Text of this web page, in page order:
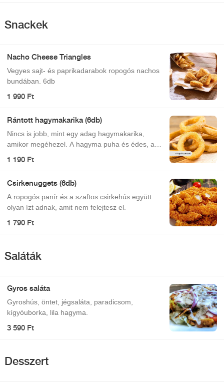
Snackek
Nacho Cheese Triangles
Vegyes sajt- és paprikadarabok ropogós nachos
bundában. 6db
1 990 Ft
Rántott hagymakarika (6db)
Nincs is jobb, mint egy adag hagymakarika,
amikor megéhezel. A hagyma puha és édes, a
1 190 Ft
Csirkenuggets (6db)
A ropogós panír és a szaftos csirkehús együtt
olyan ízt adnak, amit nem felejtesz el.
1 790 Ft
Saláták
Gyros saláta
Gyroshús, öntet, jégsaláta, paradicsom,
kígyóuborka, lila hagyma.
3 590 Ft
Desszert